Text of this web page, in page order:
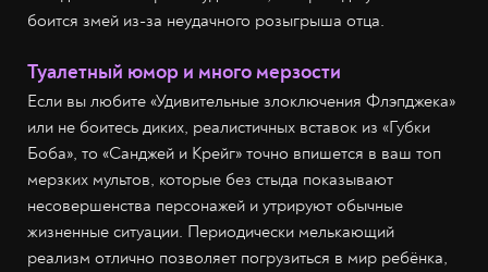
боится змей из-за неудачного розыгрыша отца.
Туалетный юмор и много мерзости
Если вы любите «Удивительные злоключения Флэпджека»
или не боитесь диких, реалистичных вставок из «Губки
Боба», то «Санджей и Крейг» точно впишется в ваш топ
мерзких мультов, которые без стыда показывают
несовершенства персонажей и утрируют обычные
жизненные ситуации. Периодически мелькающий
реализм отлично позволяет погрузиться в мир ребёнка,